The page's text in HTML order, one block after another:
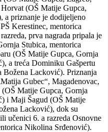
(OŠ Matije Gupca,
a priznanje je dodijeljeno
Kerestinec, mentorica
prva nagrada pripala je
Stubica, mentorica
(OŠ Matije Gupca, Gornja
a treća Dominiku Gašpertu
Lacković). Priznanja
Gubec“, Magadenovac,
Matije Gupca, Gornja
i Maji Šagud (OŠ Matije
Lacković), dok su
učenici 6. a razreda Osnovne
Nikolina Srđenović).